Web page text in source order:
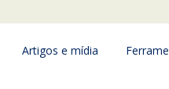
Artigos e mídia